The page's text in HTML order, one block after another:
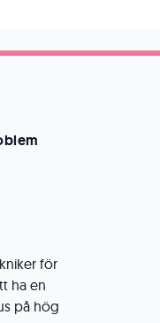
för
ha en
på hög